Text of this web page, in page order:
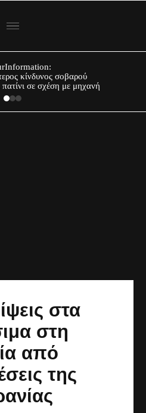
κίνδυνος σοβαρού
σε σχέση με μηχανή
στα
στη
από
της